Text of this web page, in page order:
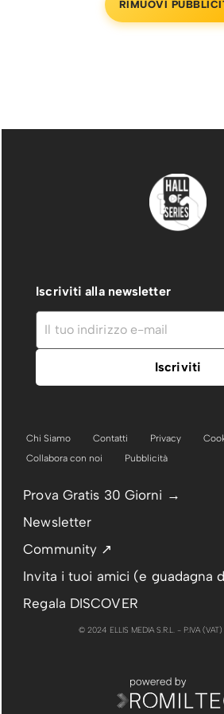
RIMUOVI
Iscriviti alla newsletter
Chi Siamo Contatti Privacy
Collabora con noi
Pubblicità
Prova Gratis 30 Giorni →
Newsletter
Community ↗
Invita i tuoi amici (e guadagna
Regala DISCOVER
© 2024 ELLIS MEDIA S.R.L. - P.IVA